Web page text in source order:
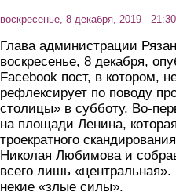
воскресенье, 8 декабря, 2019 - 21:30
Глава администрации
воскресенье, 8 декабря,
Facebook пост, в котором,
рефлексирует по поводу
столицы» в субботу. Во-
на площади Ленина,
троекратного
Николая Любимова и
всего лишь
некие «злые силы».